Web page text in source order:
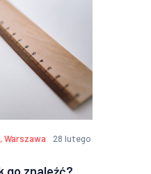
,Warszawa
28 lutego